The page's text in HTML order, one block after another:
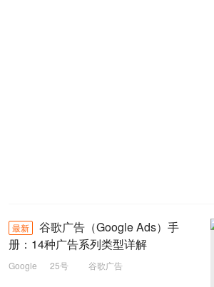
最新
谷歌广告（Google Ads）手
册：14种广告系列类型详解
Google 25号 谷歌广告